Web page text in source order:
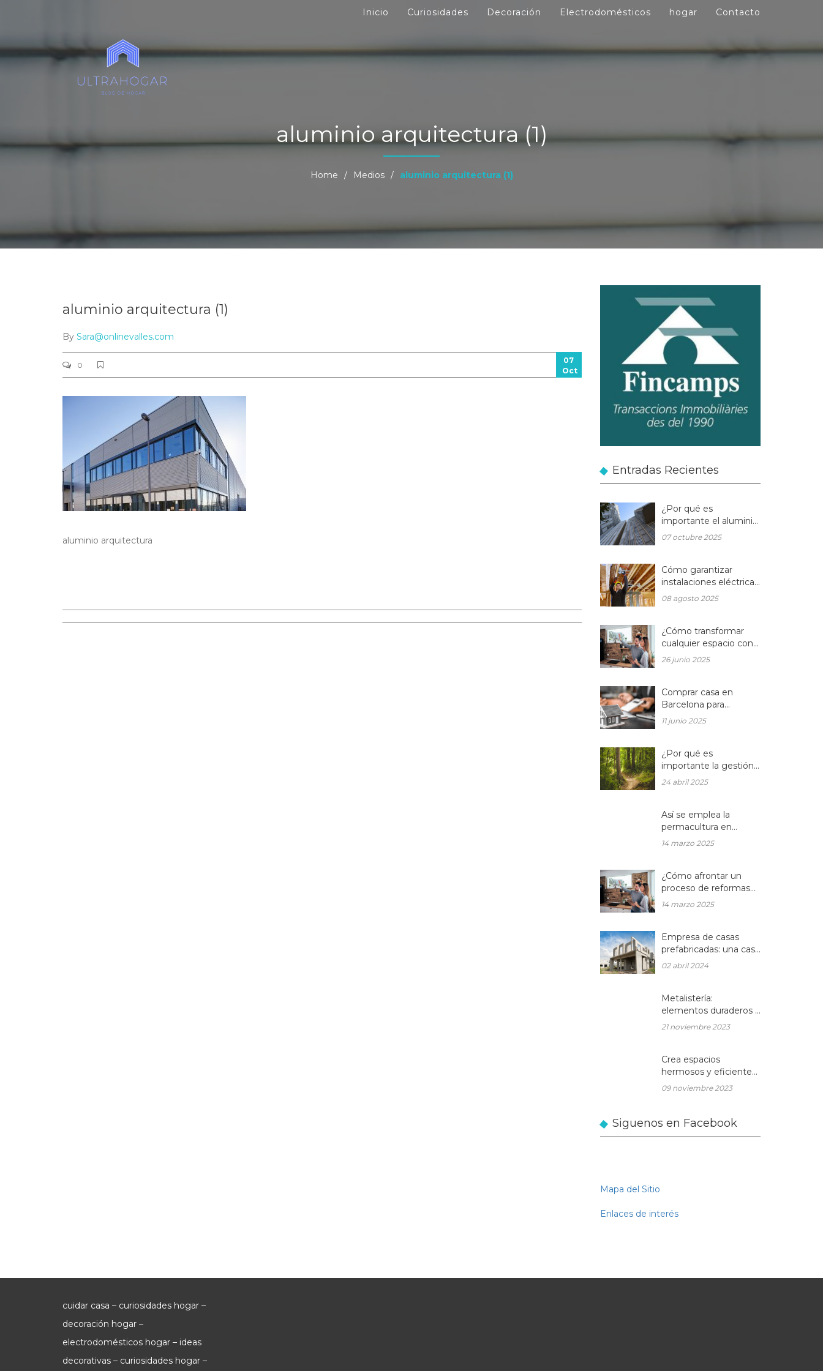
Inicio Curiosidades Decoración Electrodomésticos hogar Contacto
aluminio arquitectura (1)
Home / Medios / aluminio arquitectura (1)
aluminio arquitectura (1)
By Sara@onlinevalles.com
0
07
Oct
aluminio arquitectura
Entradas Recientes
¿Por qué es
importante el aluminio
en la arquitectura
07 octubre 2025
Cómo garantizar
instalaciones eléctricas
para hogares seguras y
eficientes
08 agosto 2025
¿Cómo transformar
cualquier espacio con
las reformas
integrales?
26 junio 2025
Comprar casa en
Barcelona para
reformar: una
oportunidad rentable
inmobiliario actual
11 junio 2025
¿Por qué es
importante la gestión
forestal para la salud
24 abril 2025
Así se emplea la
permacultura en
balcones y terrazas
14 marzo 2025
¿Cómo afrontar un
proceso de reformas
integrales en una
14 marzo 2025
Empresa de casas
prefabricadas: una casa
a medida y sin esperas
02 abril 2024
Metalistería:
elementos duraderos y
hermosos para sus
21 noviembre 2023
Crea espacios
hermosos y eficientes
en tu hogar con
09 noviembre 2023
Siguenos en Facebook
Mapa del Sitio
Enlaces de interés
cuidar casa – curiosidades hogar –
decoración hogar –
electrodomésticos hogar – ideas
decorativas – curiosidades hogar –